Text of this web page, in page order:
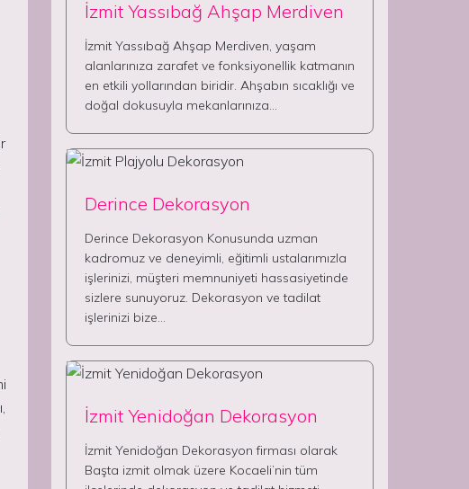
İzmit Yassıbağ Ahşap Merdiven
İzmit Yassıbağ Ahşap Merdiven, yaşam
alanlarınıza zarafet ve fonksiyonellik katmanın
en etkili yollarından biridir. Ahşabın sıcaklığı ve
doğal dokusuyla mekanlarınıza…
Derince Dekorasyon
Derince Dekorasyon Konusunda uzman
kadromuz ve deneyimli, eğitimli ustalarımızla
işlerinizi, müşteri memnuniyeti hassasiyetinde
sizlere sunuyoruz. Dekorasyon ve tadilat
işlerinizi bize…
İzmit Yenidoğan Dekorasyon
İzmit Yenidoğan Dekorasyon firması olarak
Başta izmit olmak üzere Kocaeli’nin tüm